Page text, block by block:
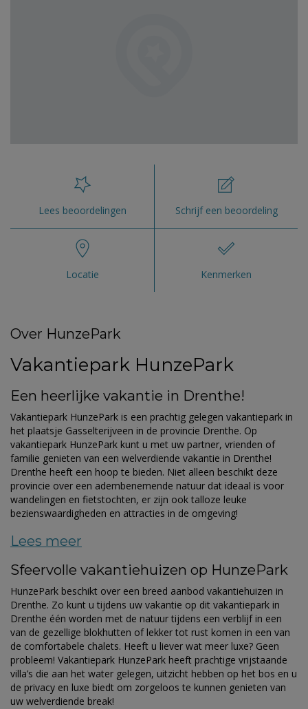
Lees beoordelingen Schrijf een beoordeling
Locatie Kenmerken
Over HunzePark
Vakantiepark HunzePark
Een heerlijke vakantie in Drenthe!
Vakantiepark HunzePark is een prachtig gelegen vakantiepark in
het plaatsje Gasselterijveen in de provincie Drenthe. Op
vakantiepark HunzePark kunt u met uw partner, vrienden of
familie genieten van een welverdiende vakantie in Drenthe!
Drenthe heeft een hoop te bieden. Niet alleen beschikt deze
provincie over een adembenemende natuur dat ideaal is voor
wandelingen en fietstochten, er zijn ook talloze leuke
bezienswaardigheden en attracties in de omgeving!
Lees meer
Sfeervolle vakantiehuizen op HunzePark
HunzePark beschikt over een breed aanbod vakantiehuizen in
Drenthe. Zo kunt u tijdens uw vakantie op dit vakantiepark in
Drenthe één worden met de natuur tijdens een verblijf in een
van de gezellige blokhutten of lekker tot rust komen in een van
de comfortabele chalets. Heeft u liever wat meer luxe? Geen
probleem! Vakantiepark HunzePark heeft prachtige vrijstaande
villa’s die aan het water gelegen, uitzicht hebben op het bos en u
de privacy en luxe biedt om zorgeloos te kunnen genieten van
uw welverdiende break!